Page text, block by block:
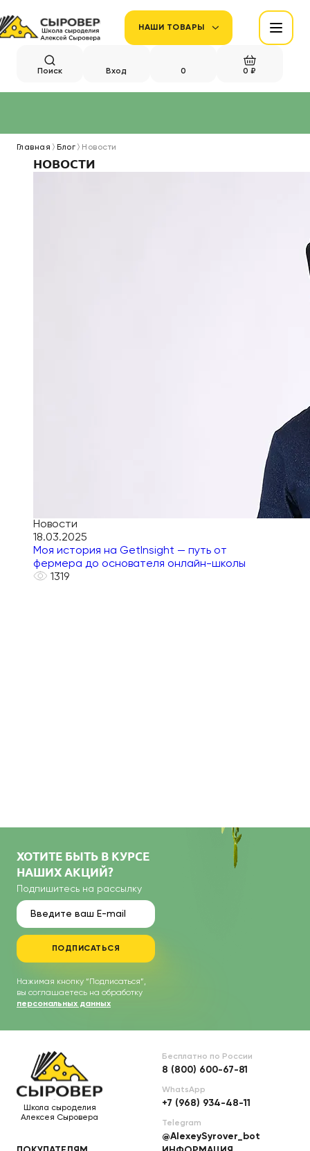
НАШИ ТОВАРЫ
Поиск Вход 0 0 ₽
Главная Блог Новости
НОВОСТИ
Новости
18.03.2025
Моя история на GetInsight — путь от
фермера до основателя онлайн-школы
1319
ХОТИТЕ БЫТЬ В КУРСЕ
НАШИХ АКЦИЙ?
Подпишитесь на рассылку
ПОДПИСАТЬСЯ
Нажимая кнопку “Подписаться”,
вы соглашаетесь на обработку
персональных данных
Школа сыроделия
Алексея Сыровера
Бесплатно по России
8 (800) 600-67-81
WhatsApp
+7 (968) 934-48-11
Telegram
@AlexeySyrover_bot